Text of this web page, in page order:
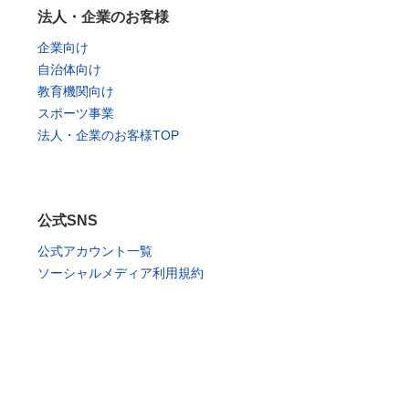
法人・企業のお客様
企業向け
自治体向け
教育機関向け
スポーツ事業
法人・企業のお客様TOP
公式SNS
公式アカウント一覧
ソーシャルメディア利用規約